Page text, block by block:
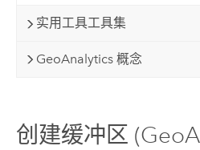
实用工具工具集
GeoAnalytics 概念
创建缓冲区